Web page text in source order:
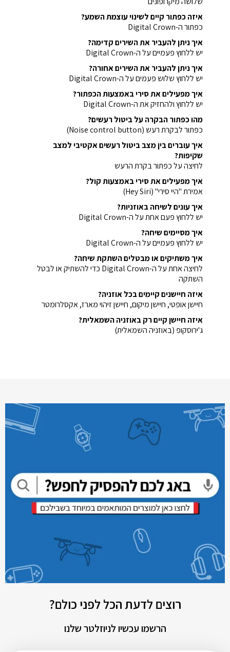
איזה כפתור קיים לשינוי עוצמת השמע?
כפתור ה-Digital Crown
איך ניתן להעביר את השירים קדימה?
יש ללחוץ פעמיים על ה-Digital Crown
איך ניתן להעביר את השירים אחורה?
יש ללחוץ שלוש פעמים על ה-Digital Crown
איך מפעילים את סירי באמצעות הכפתור?
יש ללחוץ ולהחזיק את ה-Digital Crown
מהו כפתור הבקרה על ביטול רעשים?
כפתור לבקרת רעש (Noise control button)
איך עוברים בין מצב ביטול רעשים אקטיבי למצב
שקיפות?
לחיצה על כפתור בקרת הרעש
איך מפעילים את סירי באמצעות קול?
אמירת "היי סירי" (Hey Siri)
איך עונים לשיחה באוזניות?
יש ללחוץ פעם אחת על ה-Digital Crown
איך מסיימים שיחה?
יש ללחוץ פעמיים על ה-Digital Crown
איך משתיקים או מבטלים השתקת שיחה?
לחיצה אחת על ה-Digital Crown כדי להשתיק או לבטל
השתקה
איזה חיישנים קיימים בכל אוזניה?
חיישן אופטי, חיישן מיקום, חיישן זיהוי מארז, אקסלרומטר
איזה חיישן קיים רק באוזניה השמאלית?
ג'ירוסקופ (באוזניה השמאלית)
רוצים לדעת הכל לפני כולם?
הרשמו עכשיו לניוזלטר שלנו